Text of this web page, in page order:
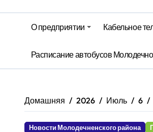
Беларусь
Территория
О предприятии Кабельное
Расписание автобусов Молодечно
Домашняя 2026 Июль 6
Новости Молодечненского района